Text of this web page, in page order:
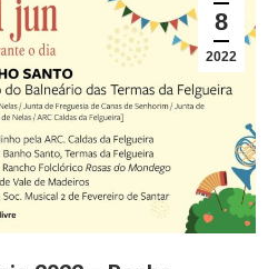
8
2022